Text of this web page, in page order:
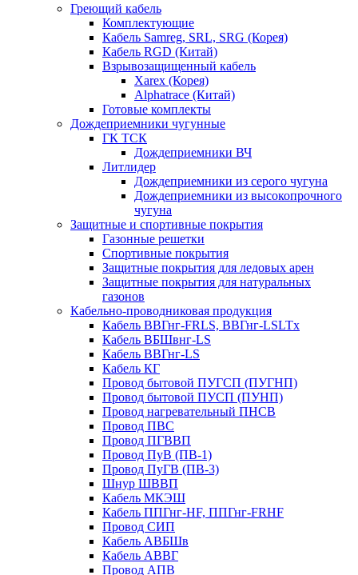
Греющий кабель
Комплектующие
Кабель Samreg, SRL, SRG (Корея)
Кабель RGD (Китай)
Взрывозащищенный кабель
Xarex (Корея)
Alphatrace (Китай)
Готовые комплекты
Дождеприемники чугунные
ГК ТСК
Дождеприемники ВЧ
Литлидер
Дождеприемники из серого чугуна
Дождеприемники из высокопрочного
чугуна
Защитные и спортивные покрытия
Газонные решетки
Спортивные покрытия
Защитные покрытия для ледовых арен
Защитные покрытия для натуральных
газонов
Кабельно-проводниковая продукция
Кабель ВВГнг-FRLS, ВВГнг-LSLTx
Кабель ВБШвнг-LS
Кабель ВВГнг-LS
Кабель КГ
Провод бытовой ПУГСП (ПУГНП)
Провод бытовой ПУСП (ПУНП)
Провод нагревательный ПНСВ
Провод ПВС
Провод ПГВВП
Провод ПуВ (ПВ-1)
Провод ПуГВ (ПВ-3)
Шнур ШВВП
Кабель МКЭШ
Кабель ППГнг-HF, ППГнг-FRHF
Провод СИП
Кабель АВБШв
Кабель АВВГ
Провод АПВ